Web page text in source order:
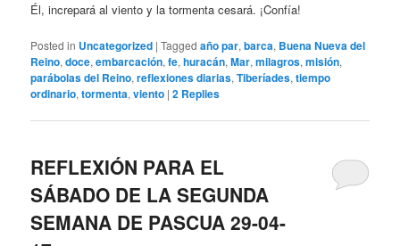
Él, increpará al viento y la tormenta cesará. ¡Confía!
Posted in Uncategorized |Tagged año par,barca, Buena Nueva del
Reino,doce,embarcación,fe,huracán,Mar,milagros,misión,
parábolas del Reino,reflexiones diarias,Tiberíades,tiempo
ordinario,tormenta,viento |2 Replies
REFLEXIÓN PARA EL
SÁBADO DE LA SEGUNDA
SEMANA DE PASCUA 29-04-